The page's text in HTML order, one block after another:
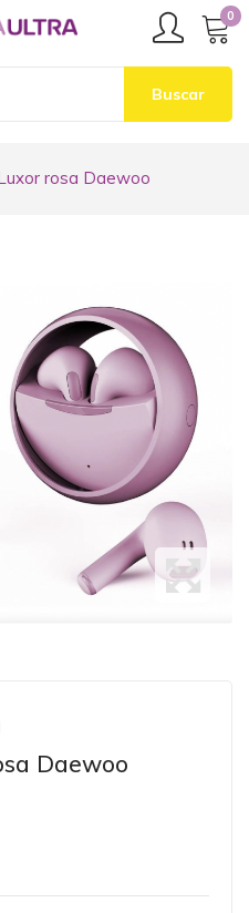
0
Buscar
rosa Daewoo
Daewoo